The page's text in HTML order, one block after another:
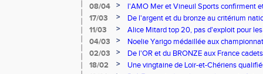
08/04
>
l'AMO Mer et Vineuil Sports confirment
benjamins
17/03 >
De l'argent et du bronze au critérium
11/03
>
Alice Mitard top 20, pas d'exploit pour
04/03
>
Noelie Yarigo médaillée aux
02/03
>
De l'OR et du BRONZE aux France
18/02
>
Une vingtaine de Loir-et-Chériens